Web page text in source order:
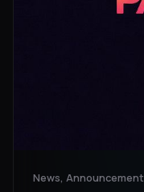
News, Announcement